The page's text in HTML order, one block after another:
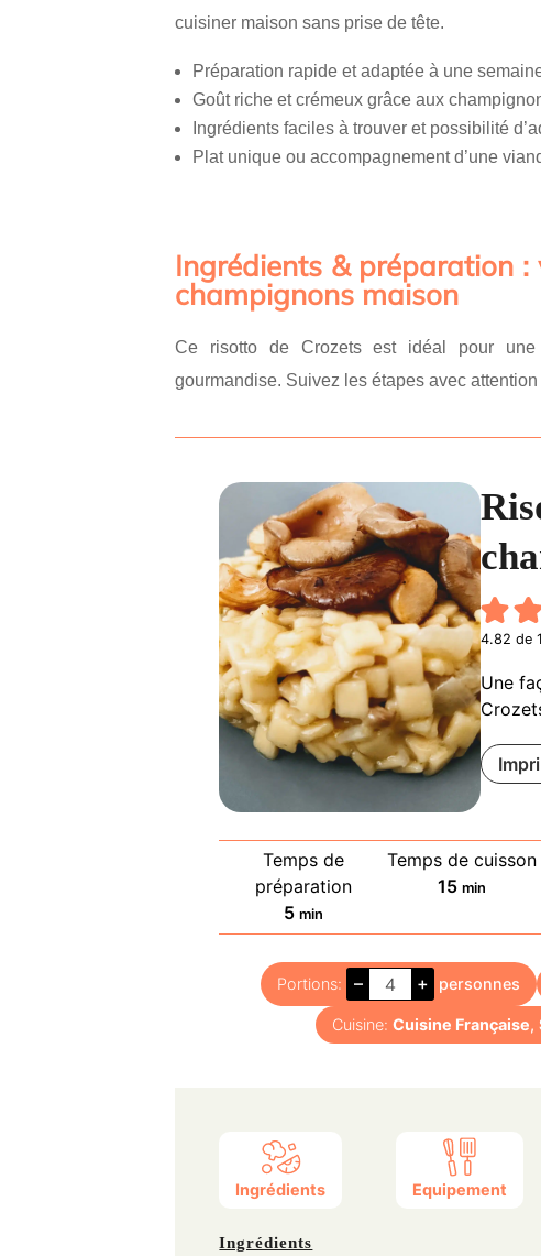
cuisiner maison sans prise de tête.
Préparation rapide et adaptée à une
Goût riche et crémeux grâce aux
Ingrédients faciles à trouver et possibilité
Plat unique ou accompagnement d’une
Ingrédients & préparation
champignons maison
Ce risotto de Crozets est idéal pour
gourmandise. Suivez les étapes avec
4.82 de
Une
Temps de
préparation
5minutes
min
Temps de cuisson
15minutes
min
Portions: – + personnes
Cuisine: Cuisine Française,
Ingrédients Equipement
Ingrédients